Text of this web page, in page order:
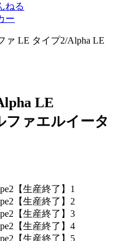
ねる
ー
ァ LE タイプ2/Alpha LE
LE
ファエルイータ